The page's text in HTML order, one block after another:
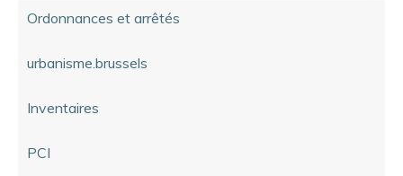
Ordonnances et arrêtés
urbanisme.brussels
Inventaires
PCI